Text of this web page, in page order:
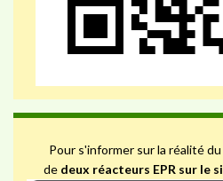
Pour s'informer sur la réalité
de deux réacteurs EPR sur le